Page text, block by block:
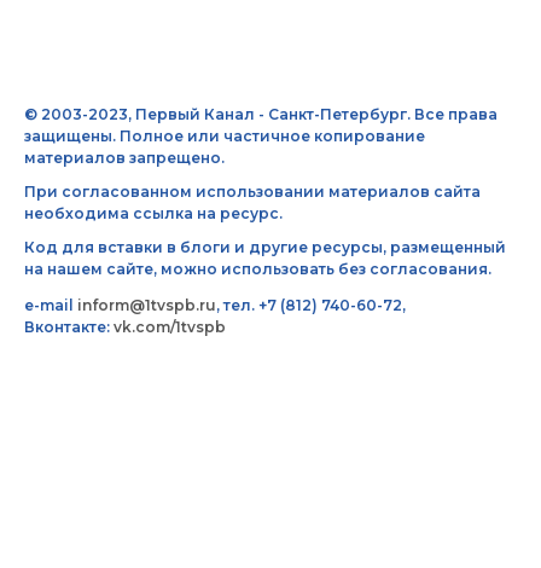
© 2003-2023, Первый Канал - Санкт-Петербург. Все права
защищены. Полное или частичное копирование
материалов запрещено.
При согласованном использовании материалов сайта
необходима ссылка на ресурс.
Код для вставки в блоги и другие ресурсы, размещенный
на нашем сайте, можно использовать без согласования.
e-mail inform@1tvspb.ru, тел. +7 (812) 740-60-72,
Вконтакте: vk.com/1tvspb